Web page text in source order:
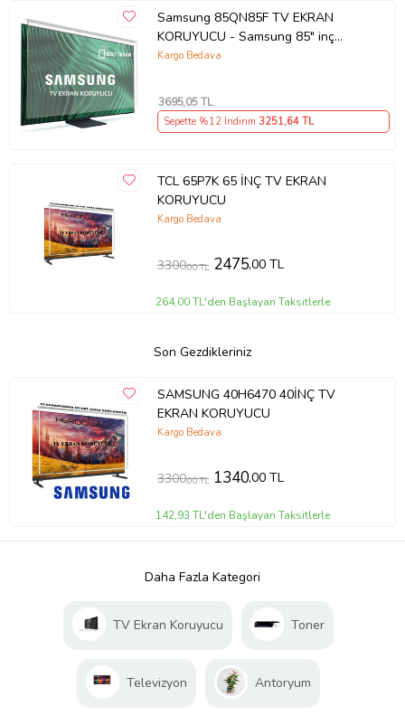
Samsung 85QN85F TV EKRAN
KORUYUCU - Samsung 85" inç
214cm 216 Ekran Tv ekran Koruyucu
Kargo Bedava
3695,05 TL
Sepette %12 İndirim 3251,64 TL
TCL 65P7K 65 İNÇ TV EKRAN
KORUYUCU
Kargo Bedava
3300,00 TL 2475,00 TL
264,00 TL'den Başlayan Taksitlerle
Son Gezdikleriniz
SAMSUNG 40H6470 40İNÇ TV
EKRAN KORUYUCU
Kargo Bedava
3300,00 TL 1340,00 TL
142,93 TL'den Başlayan Taksitlerle
Daha Fazla Kategori
TV Ekran Koruyucu Toner
Televizyon Antoryum